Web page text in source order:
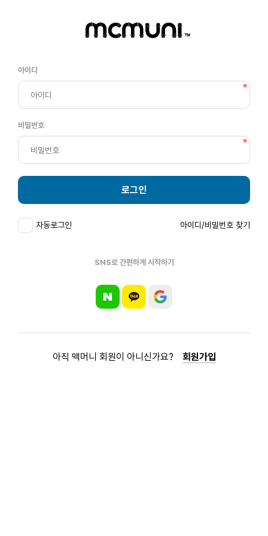
아이디
비밀번호
로그인
자동로그인 아이디/비밀번호 찾기
SNS로 간편하게 시작하기
아직 맥머니 회원이 아니신가요? 회원가입